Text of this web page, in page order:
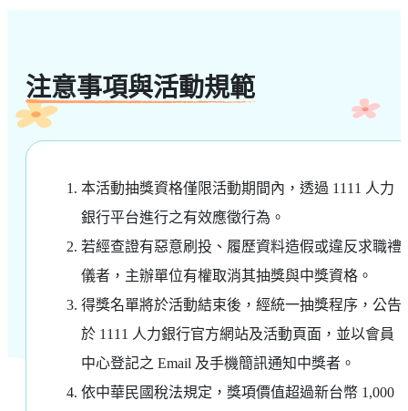
注意事項與活動規範
本活動抽獎資格僅限活動期間內，透過 1111 人力
銀行平台進行之有效應徵行為。
若經查證有惡意刷投、履歷資料造假或違反求職禮
儀者，主辦單位有權取消其抽獎與中獎資格。
得獎名單將於活動結束後，經統一抽獎程序，公告
於 1111 人力銀行官方網站及活動頁面，並以會員
中心登記之 Email 及手機簡訊通知中獎者。
依中華民國稅法規定，獎項價值超過新台幣 1,000